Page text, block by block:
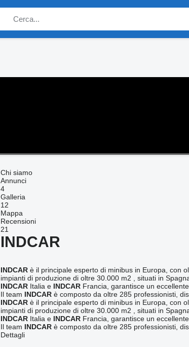
Chi siamo
Annunci
4
Galleria
12
Mappa
Recensioni
21
INDCAR
INDCARè il principale esperto di minibus in Europa, con
impianti di produzione di oltre 30.000 m2 , situati in
INDCARItalia e INDCARFrancia, garantisce un
Il team INDCARè composto da oltre 285 professionisti,
INDCARè il principale esperto di minibus in Europa, con
impianti di produzione di oltre 30.000 m2 , situati in
INDCARItalia e INDCARFrancia, garantisce un
Il team INDCARè composto da oltre 285 professionisti,
Dettagli